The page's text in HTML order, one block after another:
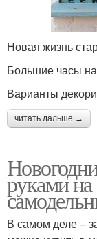
Новая жизнь
Большие часы на
Варианты
читать дальше →
руками
В самом деле –